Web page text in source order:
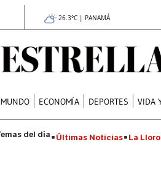
26.3°C | PANAMÁ
MUNDO ECONOMÍA DEPORTES VIDA
Últimas Noticias La